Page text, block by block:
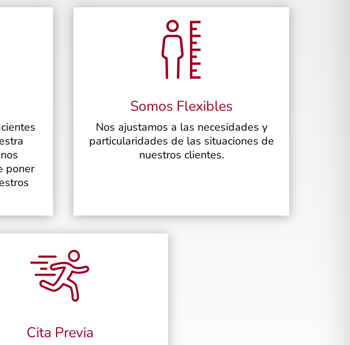
poner
Somos Flexibles
Nos ajustamos a las necesidades y
particularidades de las situaciones de
nuestros clientes.
Cita Previa